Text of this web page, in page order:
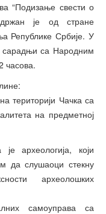
“Подизање свести о
је од стране
Републике Србије. У
са Народним
часова.
територији Чачка са
на предметној
археологија, који
да слушаоци стекну
археолошких
самоуправа са